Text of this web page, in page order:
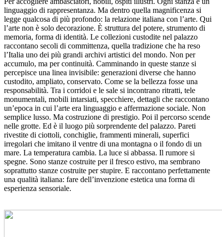
linguaggio di rappresentanza. Ma dentro quella magnificenza si
legge qualcosa di più profondo: la relazione italiana con l’arte. Qui
l’arte non è solo decorazione. È struttura del potere, strumento di
memoria, forma di identità. Le collezioni custodite nel palazzo
raccontano secoli di committenza, quella tradizione che ha reso
l’Italia uno dei più grandi archivi artistici del mondo. Non per
accumulo, ma per continuità. Camminando in queste stanze si
percepisce una linea invisibile: generazioni diverse che hanno
custodito, ampliato, conservato. Come se la bellezza fosse una
responsabilità. Tra i corridoi e le sale si incontrano ritratti, tele
monumentali, mobili intarsiati, specchiere, dettagli che raccontano
un’epoca in cui l’arte era linguaggio e affermazione sociale. Non
semplice lusso. Ma costruzione di prestigio. Poi il percorso scende
nelle grotte. Ed è il luogo più sorprendente del palazzo. Pareti
rivestite di ciottoli, conchiglie, frammenti minerali, superfici
irregolari che imitano il ventre di una montagna o il fondo di un
mare. La temperatura cambia. La luce si abbassa. Il rumore si
spegne. Sono stanze costruite per il fresco estivo, ma sembrano
soprattutto stanze costruite per stupire. E raccontano perfettamente
una qualità italiana: fare dell’invenzione estetica una forma di
esperienza sensoriale.